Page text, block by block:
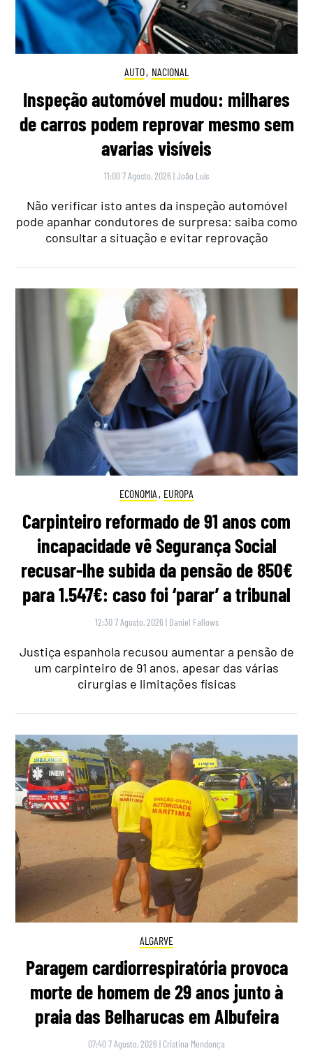
AUTO, NACIONAL
Inspeção automóvel mudou: milhares
de carros podem reprovar mesmo sem
avarias visíveis
11:00 7 Agosto, 2026 |João Luís
Não verificar isto antes da inspeção automóvel
pode apanhar condutores de surpresa: saiba como
consultar a situação e evitar reprovação
ECONOMIA , EUROPA
Carpinteiro reformado de 91 anos com
incapacidade vê Segurança Social
recusar-lhe subida da pensão de 850€
para 1.547€: caso foi ‘parar’ a tribunal
12:30 7 Agosto, 2026 | Daniel Fallows
Justiça espanhola recusou aumentar a pensão de
um carpinteiro de 91 anos, apesar das várias
cirurgias e limitações físicas
ALGARVE
Paragem cardiorrespiratória provoca
morte de homem de 29 anos junto à
praia das Belharucas em Albufeira
07:40 7 Agosto, 2026 | Cristina Mendonça